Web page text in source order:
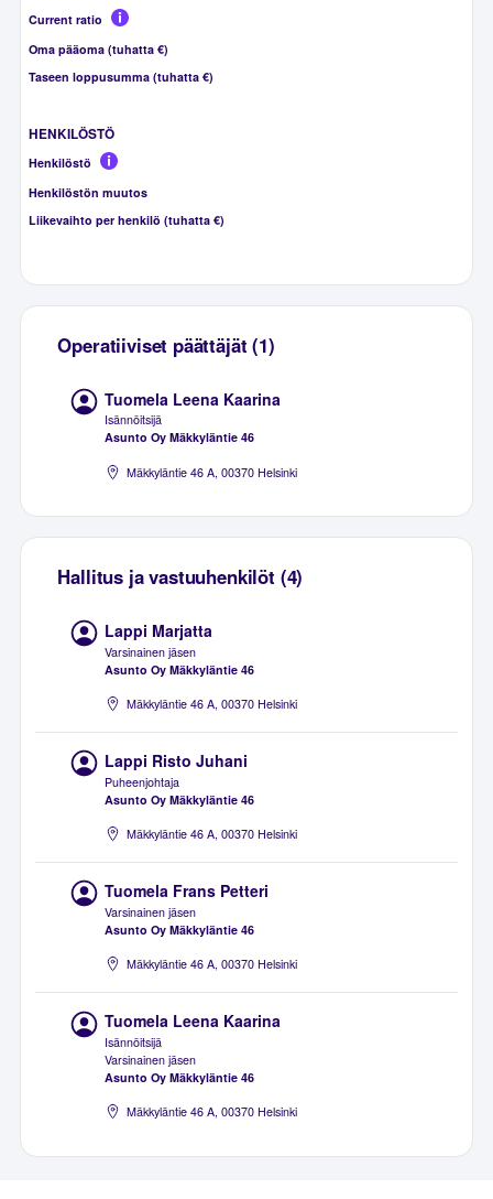
Current ratio
Oma pääoma (tuhatta €)
Taseen loppusumma (tuhatta €)
HENKILÖSTÖ
Henkilöstö
Henkilöstön muutos
Liikevaihto per henkilö (tuhatta €)
Operatiiviset päättäjät (1)
Tuomela Leena Kaarina
Isännöitsijä
Asunto Oy Mäkkyläntie 46
Mäkkyläntie 46 A, 00370 Helsinki
Hallitus ja vastuuhenkilöt (4)
Lappi Marjatta
Varsinainen jäsen
Asunto Oy Mäkkyläntie 46
Mäkkyläntie 46 A, 00370 Helsinki
Lappi Risto Juhani
Puheenjohtaja
Asunto Oy Mäkkyläntie 46
Mäkkyläntie 46 A, 00370 Helsinki
Tuomela Frans Petteri
Varsinainen jäsen
Asunto Oy Mäkkyläntie 46
Mäkkyläntie 46 A, 00370 Helsinki
Tuomela Leena Kaarina
Isännöitsijä
Varsinainen jäsen
Asunto Oy Mäkkyläntie 46
Mäkkyläntie 46 A, 00370 Helsinki